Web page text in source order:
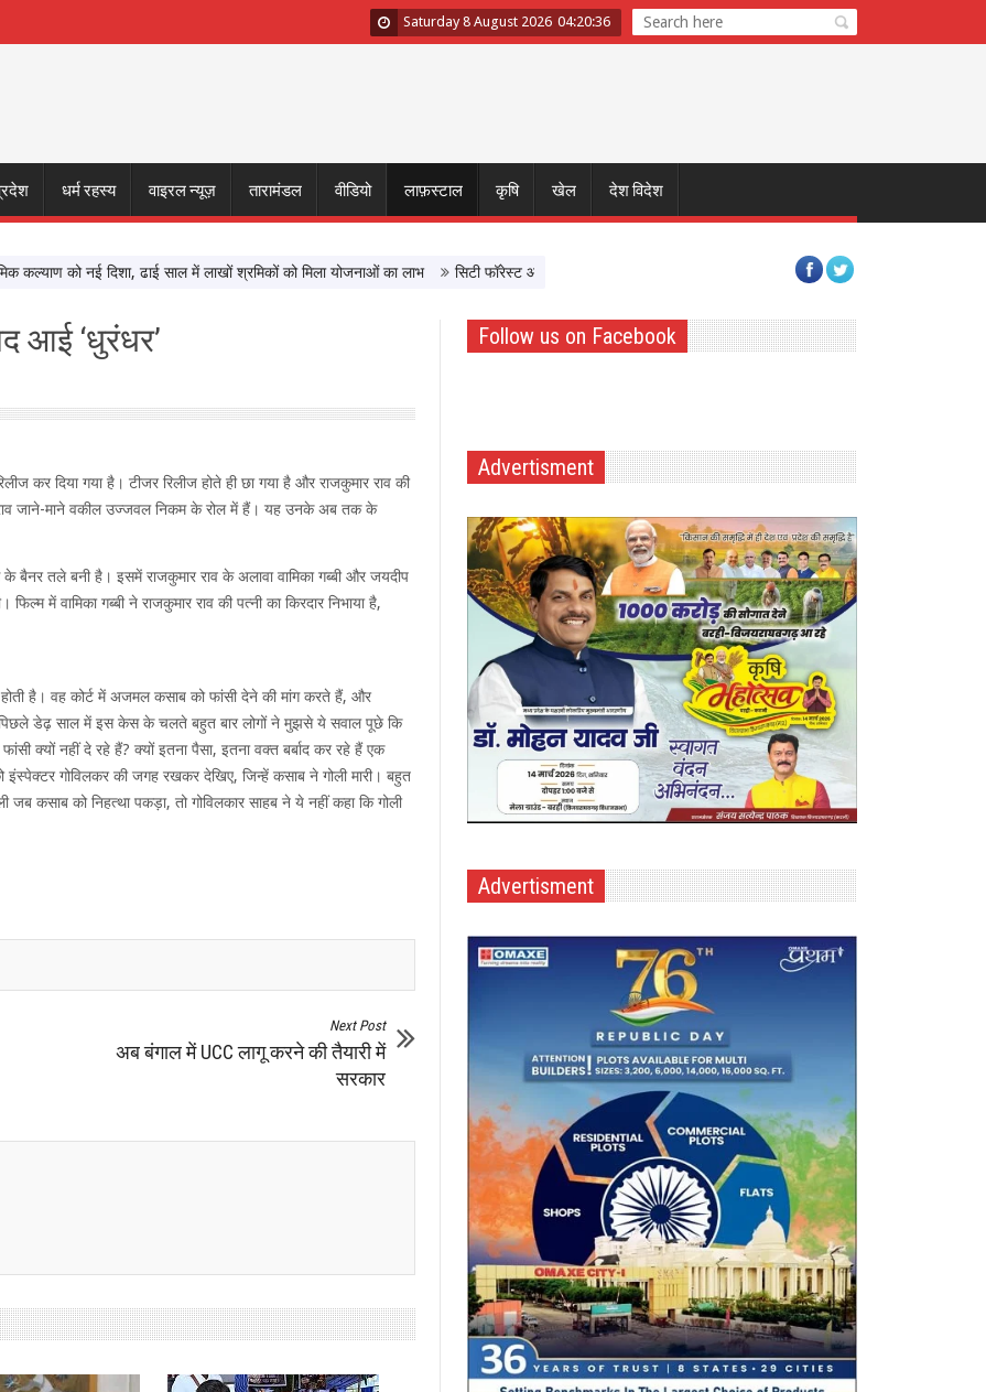
Saturday 8 August 2026 04:20:36
धर्म रहस्य वाइरल न्यूज़ तारामंडल वीडियो लाफ़स्टाल कृषि खेल देश विदेश
को नई दिशा, ढाई साल में लाखों श्रमिकों को मिला योजनाओं का लाभ सिटी फॉरेस्ट आने वालों को मिलेगी बेहतर सुविधा, Hidden Pull का होगा नवीनीकरण
आई ‘धुरंधर’
कर दिया गया है। टीजर रिलीज होते ही छा गया है और राजकुमार राव की
राव जाने-माने वकील उज्जवल निकम के रोल में हैं। यह उनके अब तक के
बैनर तले बनी है। इसमें राजकुमार राव के अलावा वामिका गब्बी और जयदीप
में वामिका गब्बी ने राजकुमार राव की पत्नी का किरदार निभाया है,
है। वह कोर्ट में अजमल कसाब को फांसी देने की मांग करते हैं, और
डेढ़ साल में इस केस के चलते बहुत बार लोगों ने मुझसे ये सवाल पूछे कि
क्यों नहीं दे रहे हैं? क्यों इतना पैसा, इतना वक्त बर्बाद कर रहे हैं एक
गोविलकर की जगह रखकर देखिए, जिन्हें कसाब ने गोली मारी। बहुत
जब कसाब को निहत्था पकड़ा, तो गोविलकार साहब ने ये नहीं कहा कि गोली
Next Post
अब बंगाल में UCC लागू करने की तैयारी में
सरकार
Follow us on Facebook
Advertisment
Advertisment